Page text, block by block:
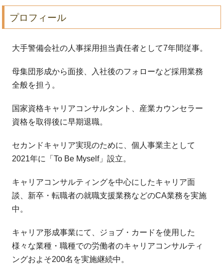
プロフィール
大手警備会社の人事採用担当責任者として7年間従事。
母集団形成から面接、入社後のフォローなど採用業務
全般を担う。
国家資格キャリアコンサルタント、産業カウンセラー
資格を取得後に早期退職。
セカンドキャリア実現のために、個人事業主として
2021年に「To Be Myself」設立。
キャリアコンサルティングを中心にしたキャリア面
談、新卒・転職者の就職支援業務などのCA業務を実施
中。
キャリア形成事業にて、ジョブ・カードを使用した
様々な業種・職種での労働者のキャリアコンサルティ
ングおよそ200名を実施継続中。